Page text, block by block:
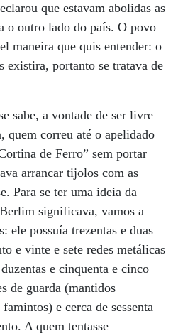
que estavam abolidas as
o outro lado do país. O povo
maneira que quis entender: o
portanto se tratava de
sabe, a vontade de ser livre
quem correu até o apelidado
de Ferro” sem portar
arrancar tijolos com as
Para se ter uma ideia da
significava, vamos a
ele possuía trezentas e duas
e vinte e sete redes metálicas
e cinquenta e cinco
de guarda (mantidos
e cerca de sessenta
A quem tentasse